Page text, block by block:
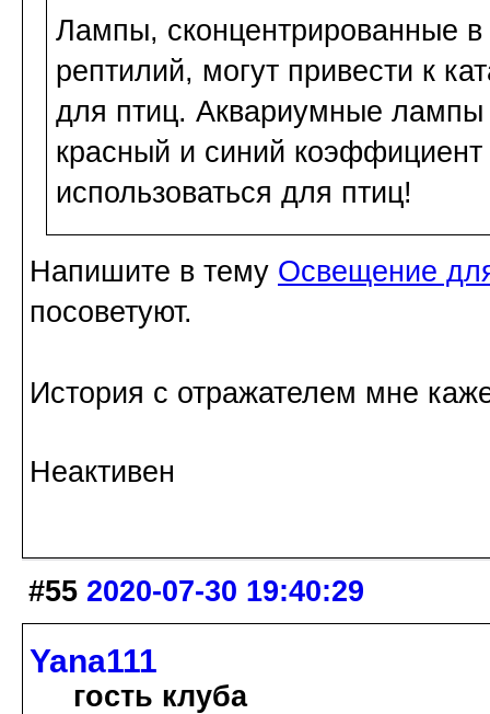
Лампы, сконцентрированные
рептилий, могут привести к
для птиц. Аквариумные
красный и синий
использоваться для птиц!
Напишите в тему Освещение
посоветуют.
История с отражателем мне
Неактивен
#55 2020-07-30 19:40:29
Yana111
гость клуба